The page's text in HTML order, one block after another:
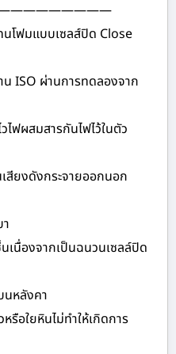
โฟมแบบเซลส์ปิด Close
ISO ผ่านการทดลองจาก
ไฟผสมสารกันไฟไว้ในตัว
สียงดังกระจายออกนอก
เนื่องจากเป็นฉนวนเซลล์ปิด
นหลังคา
รือใยหินไม่ทำให้เกิดการ